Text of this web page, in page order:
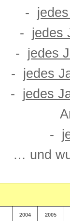
-
- jedes
- jedes
- jedes
- jedes
-
… und
2004 2005